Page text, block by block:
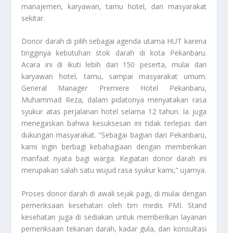
manajemen, karyawan, tamu hotel, dan masyarakat
sekitar.
Donor darah di pilih sebagai agenda utama HUT karena
tingginya kebutuhan stok darah di kota Pekanbaru.
Acara ini di ikuti lebih dari 150 peserta, mulai dari
karyawan hotel, tamu, sampai masyarakat umum.
General Manager Premiere Hotel Pekanbaru,
Muhammad Reza, dalam pidatonya menyatakan rasa
syukur atas perjalanan hotel selama 12 tahun. Ia juga
menegaskan bahwa kesuksesan ini tidak terlepas dari
dukungan masyarakat. “Sebagai bagian dari Pekanbaru,
kami ingin berbagi kebahagiaan dengan memberikan
manfaat nyata bagi warga. Kegiatan donor darah ini
merupakan salah satu wujud rasa syukur kami,” ujarnya.
Proses donor darah di awali sejak pagi, di mulai dengan
pemeriksaan kesehatan oleh tim medis PMI. Stand
kesehatan juga di sediakan untuk memberikan layanan
pemeriksaan tekanan darah, kadar gula, dan konsultasi